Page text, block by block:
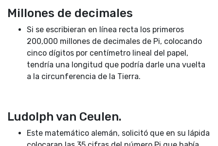
Millones de decimales
Si se escribieran en línea recta los primeros
200,000 millones de decimales de Pi, colocando
cinco dígitos por centímetro lineal del papel,
tendría una longitud que podría darle una vuelta
a la circunferencia de la Tierra.
Ludolph van Ceulen.
Este matemático alemán, solicitó que en su lápida